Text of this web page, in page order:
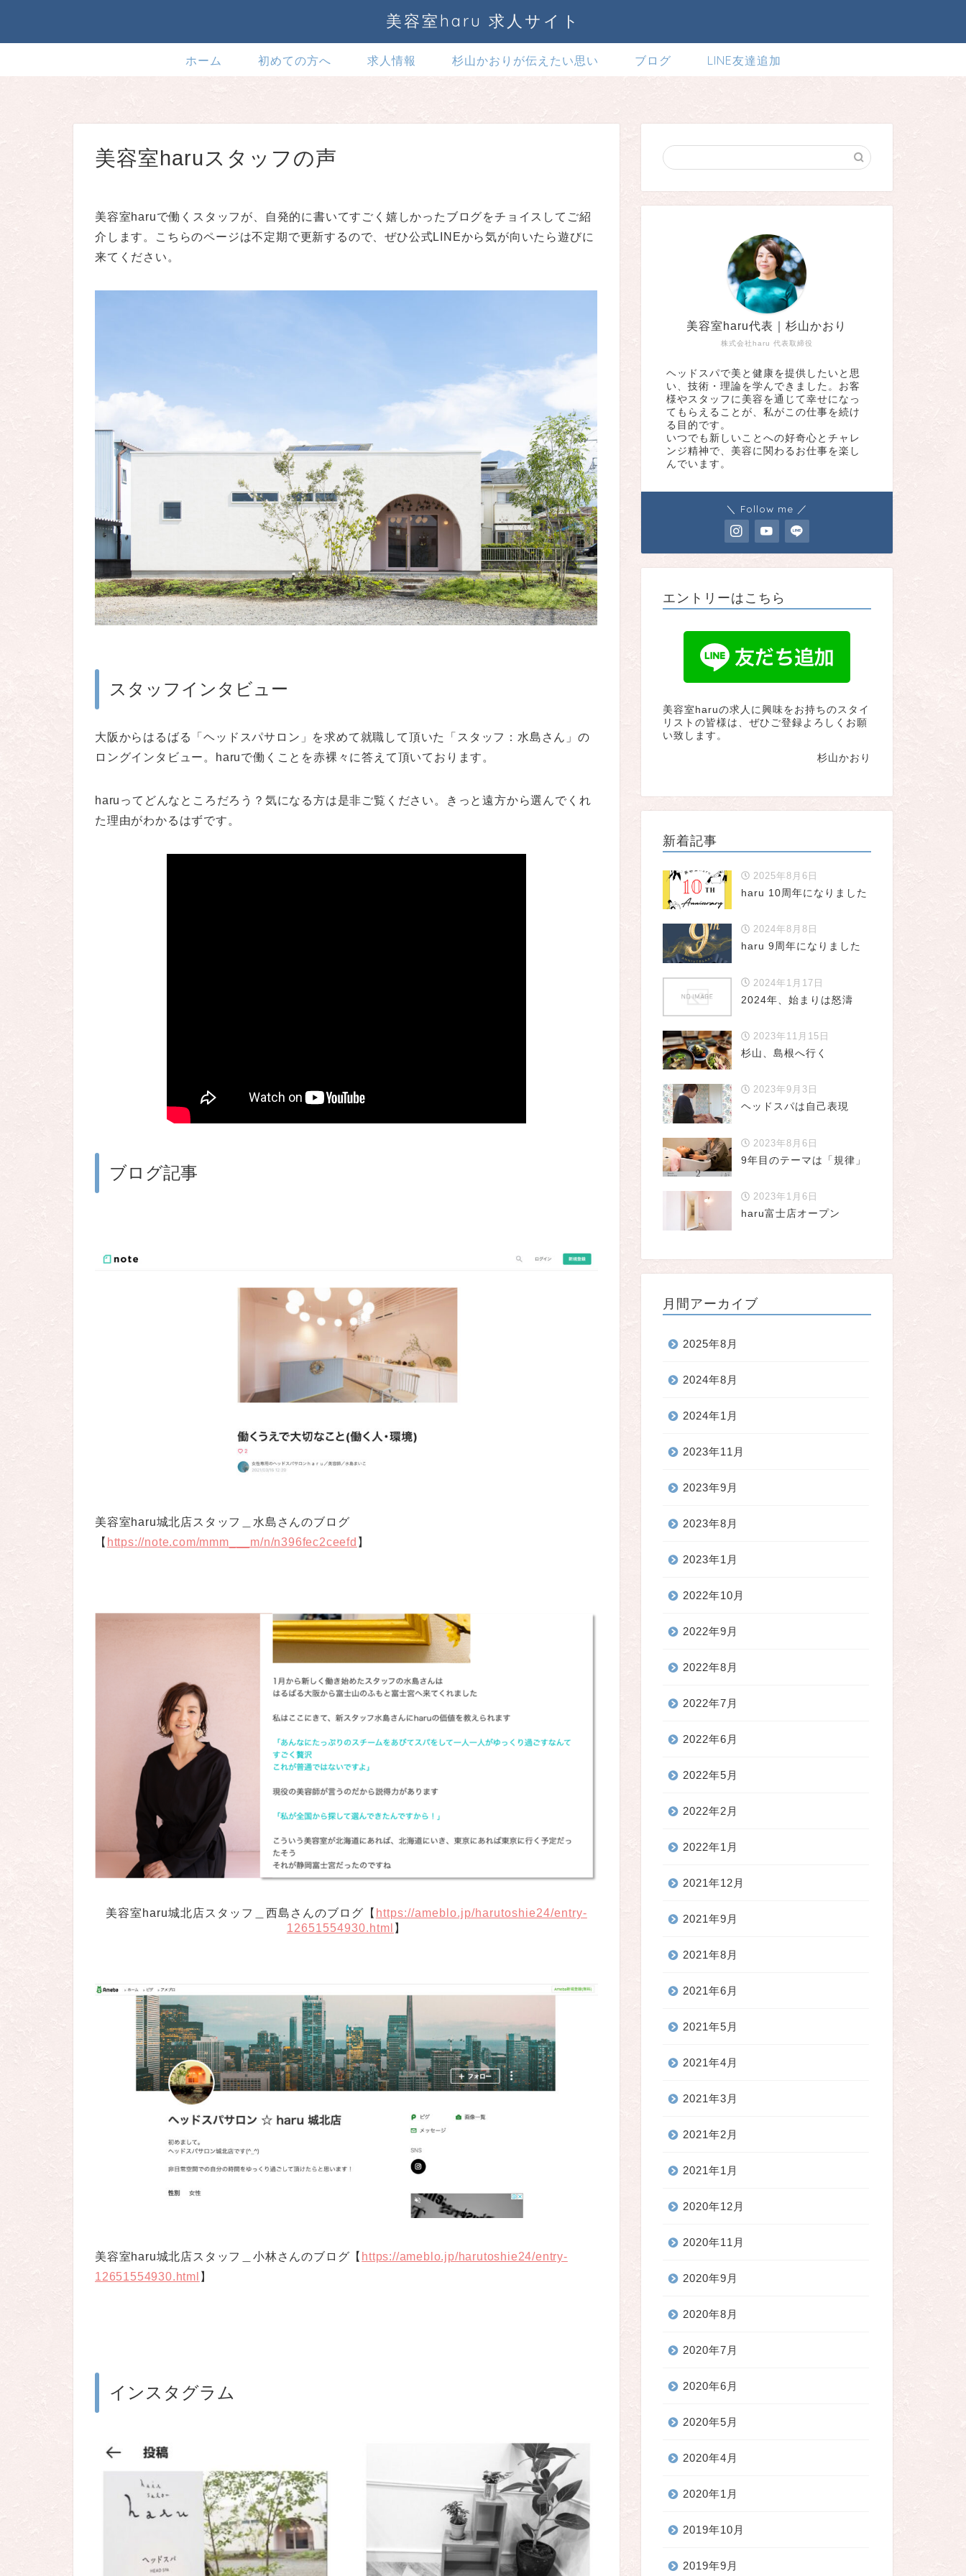
美容室haru 求人サイト
ホーム 初めての方へ 求人情報 杉山かおりが伝えたい思い ブログ LINE友達追加
美容室haruスタッフの声
美容室haruで働くスタッフが、自発的に書いてすごく嬉しかったブログをチョイスしてご紹
介します。こちらのページは不定期で更新するので、ぜひ公式LINEから気が向いたら遊びに
来てください。
スタッフインタビュー
大阪からはるばる「ヘッドスパサロン」を求めて就職して頂いた「スタッフ：水島さん」の
ロングインタビュー。haruで働くことを赤裸々に答えて頂いております。
haruってどんなところだろう？気になる方は是非ご覧ください。きっと遠方から選んでくれ
た理由がわかるはずです。
ブログ記事
美容室haru城北店スタッフ＿水島さんのブログ
【 https://note.com/mmm___m/n/n396fec2ceefd 】
美容室haru城北店スタッフ＿西島さんのブログ【 https://ameblo.jp/harutoshie24/entry-
12651554930.html 】
美容室haru城北店スタッフ＿小林さんのブログ【 https://ameblo.jp/harutoshie24/entry-
12651554930.html 】
インスタグラム
株式会社haru 代表取締役
美容室haru代表｜杉山かおり
ヘッドスパで美と健康を提供したいと思
い、技術・理論を学んできました。お客
様やスタッフに美容を通じて幸せになっ
てもらえることが、私がこの仕事を続け
る目的です。
いつでも新しいことへの好奇心とチャレ
ンジ精神で、美容に関わるお仕事を楽し
んでいます。
＼ Follow me ／
エントリーはこちら
美容室haruの求人に興味をお持ちのスタイ
リストの皆様は、ぜひご登録よろしくお願
い致します。
杉山かおり
新着記事
2025年8月6日
haru 10周年になりました
2024年8月8日
haru 9周年になりました
2024年1月17日
2024年、始まりは怒濤
2023年11月15日
杉山、島根へ行く
2023年9月3日
ヘッドスパは自己表現
2023年8月6日
9年目のテーマは「規律」
2023年1月6日
haru富士店オープン
月間アーカイブ
2025年8月
2024年8月
2024年1月
2023年11月
2023年9月
2023年8月
2023年1月
2022年10月
2022年9月
2022年8月
2022年7月
2022年6月
2022年5月
2022年2月
2022年1月
2021年12月
2021年9月
2021年8月
2021年6月
2021年5月
2021年4月
2021年3月
2021年2月
2021年1月
2020年12月
2020年11月
2020年9月
2020年8月
2020年7月
2020年6月
2020年5月
2020年4月
2020年1月
2019年10月
2019年9月